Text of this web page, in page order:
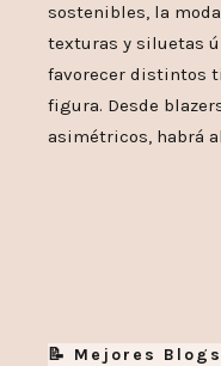
sostenibles, la
texturas y siluetas
favorecer distintos
figura. Desde
asimétricos, habrá
📝 Mejores Blogs